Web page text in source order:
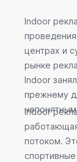
Indoor
центрах и
рынке
Indoor
прежнему
Indoor
потоком.